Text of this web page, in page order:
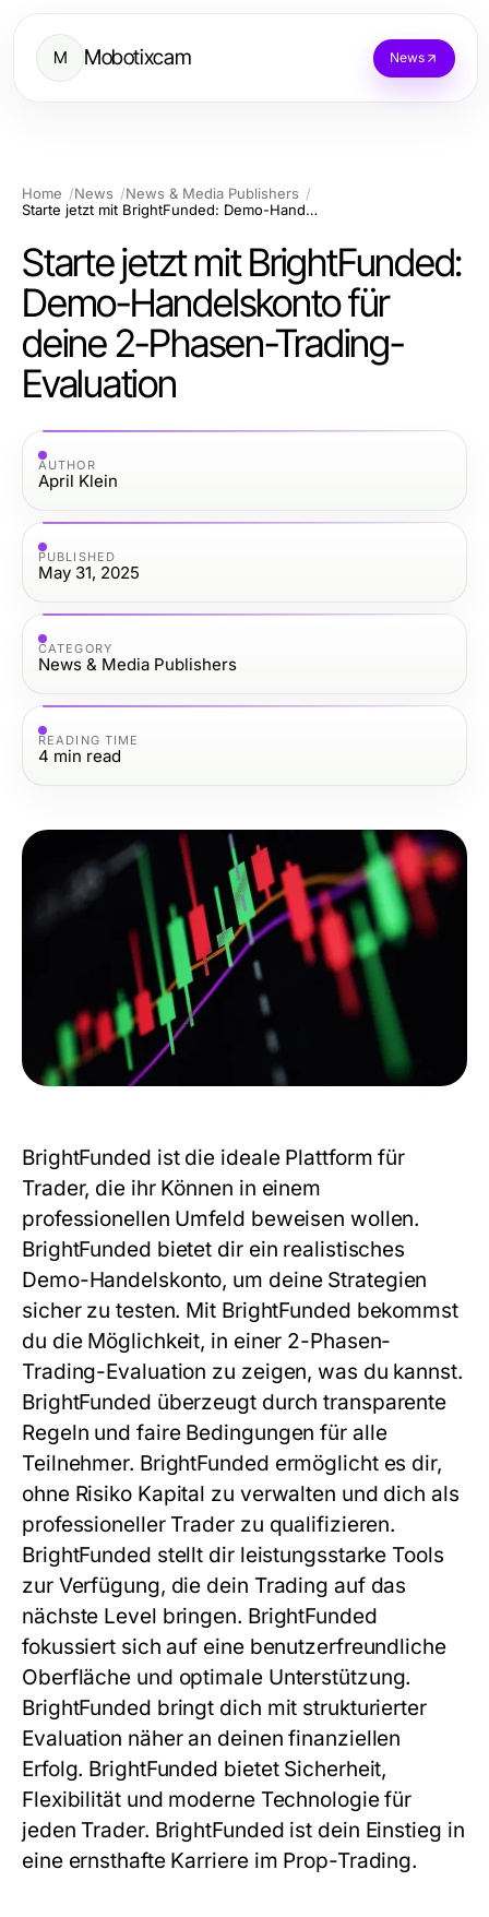
M Mobotixcam News
Home News
News & Media Publishers
Starte jetzt mit BrightFunded: Demo-Handelskonto für deine 2-Phasen-Trading-Evaluation
Starte jetzt mit BrightFunded:
Demo-Handelskonto für
deine 2-Phasen-Trading-
Evaluation
AUTHOR
April Klein
PUBLISHED
May 31, 2025
CATEGORY
News & Media Publishers
READING TIME
4 min read
BrightFunded ist die ideale Plattform für
Trader, die ihr Können in einem
professionellen Umfeld beweisen wollen.
BrightFunded bietet dir ein realistisches
Demo-Handelskonto, um deine Strategien
sicher zu testen. Mit BrightFunded bekommst
du die Möglichkeit, in einer 2-Phasen-
Trading-Evaluation zu zeigen, was du kannst.
BrightFunded überzeugt durch transparente
Regeln und faire Bedingungen für alle
Teilnehmer. BrightFunded ermöglicht es dir,
ohne Risiko Kapital zu verwalten und dich als
professioneller Trader zu qualifizieren.
BrightFunded stellt dir leistungsstarke Tools
zur Verfügung, die dein Trading auf das
nächste Level bringen. BrightFunded
fokussiert sich auf eine benutzerfreundliche
Oberfläche und optimale Unterstützung.
BrightFunded bringt dich mit strukturierter
Evaluation näher an deinen finanziellen
Erfolg. BrightFunded bietet Sicherheit,
Flexibilität und moderne Technologie für
jeden Trader. BrightFunded ist dein Einstieg in
eine ernsthafte Karriere im Prop-Trading.